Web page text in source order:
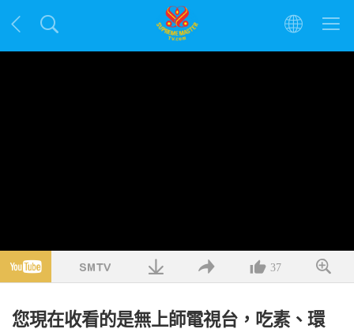
37
您現在收看的是無上師電視台，吃素、環